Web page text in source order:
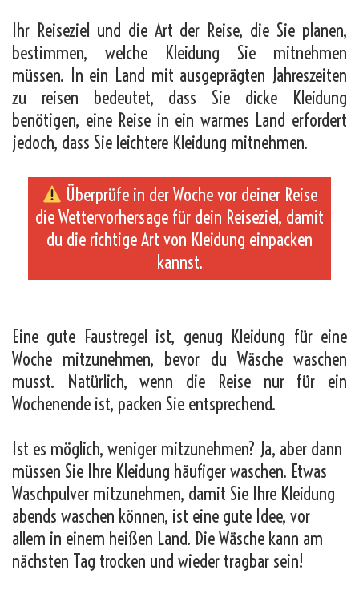
Ihr Reiseziel und die Art der Reise, die Sie planen,
bestimmen, welche Kleidung Sie mitnehmen
müssen. In ein Land mit ausgeprägten Jahreszeiten
zu reisen bedeutet, dass Sie dicke Kleidung
benötigen, eine Reise in ein warmes Land erfordert
jedoch, dass Sie leichtere Kleidung mitnehmen.
Überprüfe in der Woche vor deiner Reise
die Wettervorhersage für dein Reiseziel, damit
du die richtige Art von Kleidung einpacken
kannst.
Eine gute Faustregel ist, genug Kleidung für eine
Woche mitzunehmen, bevor du Wäsche waschen
musst. Natürlich, wenn die Reise nur für ein
Wochenende ist, packen Sie entsprechend.
Ist es möglich, weniger mitzunehmen? Ja, aber dann
müssen Sie Ihre Kleidung häufiger waschen. Etwas
Waschpulver mitzunehmen, damit Sie Ihre Kleidung
abends waschen können, ist eine gute Idee, vor
allem in einem heißen Land. Die Wäsche kann am
nächsten Tag trocken und wieder tragbar sein!